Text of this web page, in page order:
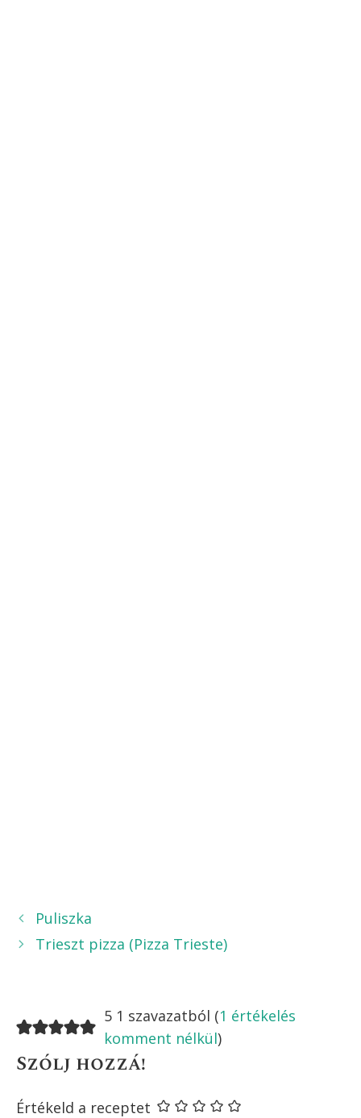
Puliszka
Trieszt pizza (Pizza Trieste)
5 1 szavazatból (1 értékelés
komment nélkül)
Szólj hozzá!
Értékeld a receptet